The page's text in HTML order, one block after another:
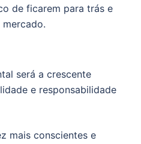
de ficarem para trás e
será a crescente
e responsabilidade
mais conscientes e